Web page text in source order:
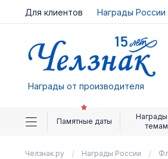
Для клиентов Награды России
Награды от производителя
Памятные даты
темам
Челзнак.ру Награды России